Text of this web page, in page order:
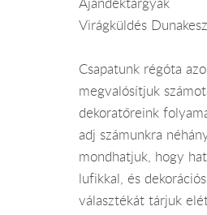
Virágküldés
Csapatunk régóta
megvalósítjuk
dekoratőreink
adj számunkra
mondhatjuk, hogy
lufikkal, és
választékát tárjuk